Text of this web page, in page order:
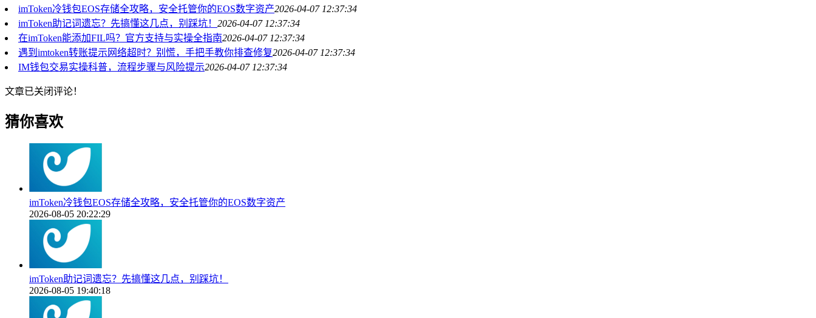
imToken冷钱包EOS存储全攻略，安全托管你的EOS数字资产2026-04-07 12:37:34
imToken助记词遗忘？先搞懂这几点，别踩坑！ 2026-04-07 12:37:34
在imToken能添加FIL吗？官方支持与实操全指南2026-04-07 12:37:34
遇到imtoken转账提示网络超时？别慌，手把手教你排查修复2026-04-07 12:37:34
IM钱包交易实操科普，流程步骤与风险提示2026-04-07 12:37:34
文章已关闭评论！
猜你喜欢
imToken冷钱包EOS存储全攻略，安全托管你的EOS数字资产
2026-08-05 20:22:29
imToken助记词遗忘？先搞懂这几点，别踩坑！
2026-08-05 19:40:18